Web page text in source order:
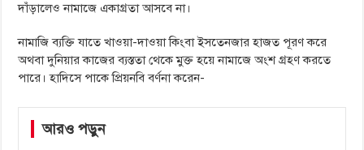
দাঁড়ালেও নামাজে একাগ্রতা আসবে না।
নামাজি ব্যক্তি যাতে খাওয়া-দাওয়া কিংবা ইসতেনজার হাজত পূরণ করে
অথবা দুনিয়ার কাজের ব্যস্ততা থেকে মুক্ত হয়ে নামাজে অংশ গ্রহণ করতে
পারে। হাদিসে পাকে প্রিয়নবি বর্ণনা করেন-
আরও পড়ুন